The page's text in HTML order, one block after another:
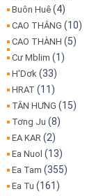
Buôn Huê (4)
CAO THẮNG (10)
CAO THÀNH (5)
Cư Mblim (1)
H'Dơk (33)
HRAT (11)
TÂN HƯNG (15)
Tơng Ju (8)
EA KAR (2)
Ea Nuol (13)
Ea Tam (355)
Ea Tu (161)